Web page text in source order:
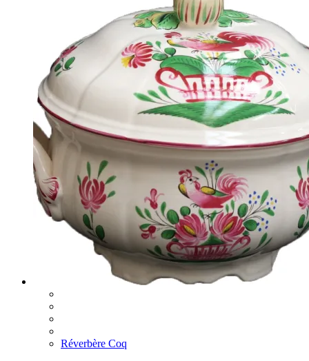
Réverbère Coq